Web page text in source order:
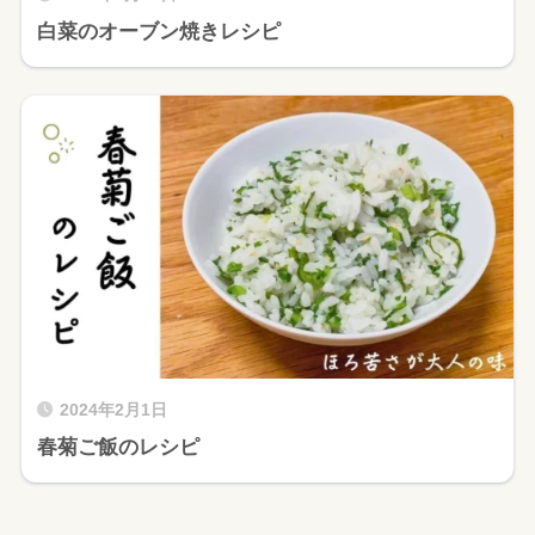
白菜のオーブン焼きレシピ
2024年2月1日
春菊ご飯のレシピ